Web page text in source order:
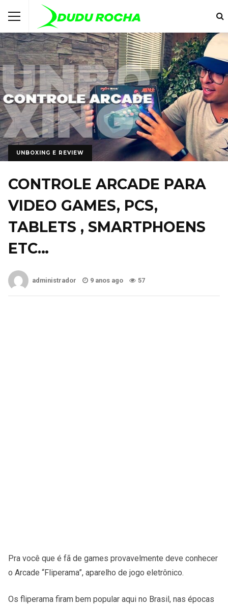
UNBOXING E REVIEW
CONTROLE ARCADE PARA
VIDEO GAMES, PCS,
TABLETS , SMARTPHOENS
ETC…
administrador 9 anos ago 57
Pra você que é fã de games provavelmente deve conhecer
o Arcade “Fliperama”, aparelho de jogo eletrônico.
Os fliperama firam bem popular aqui no Brasil, nas épocas